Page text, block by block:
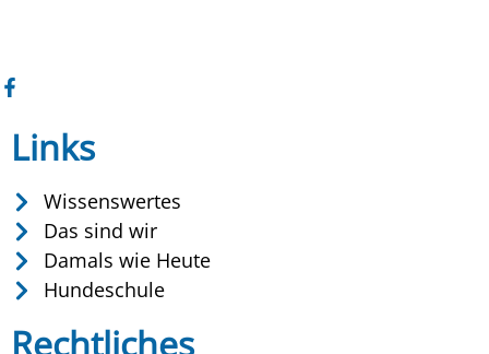
Links
Wissenswertes
Das sind wir
Damals wie Heute
Hundeschule
Rechtliches